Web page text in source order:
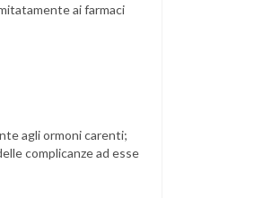
ai farmaci
agli ormoni carenti;
complicanze ad esse